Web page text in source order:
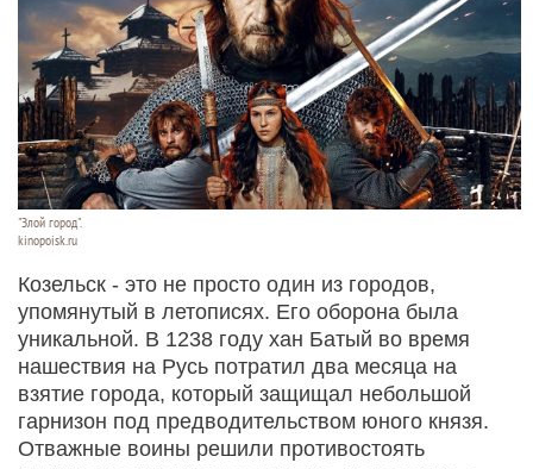
"Злой город".
kinopoisk.ru
Козельск - это не просто один из городов,
упомянутый в летописях. Его оборона была
уникальной. В 1238 году хан Батый во время
нашествия на Русь потратил два месяца на
взятие города, который защищал небольшой
гарнизон под предводительством юного князя.
Отважные воины решили противостоять